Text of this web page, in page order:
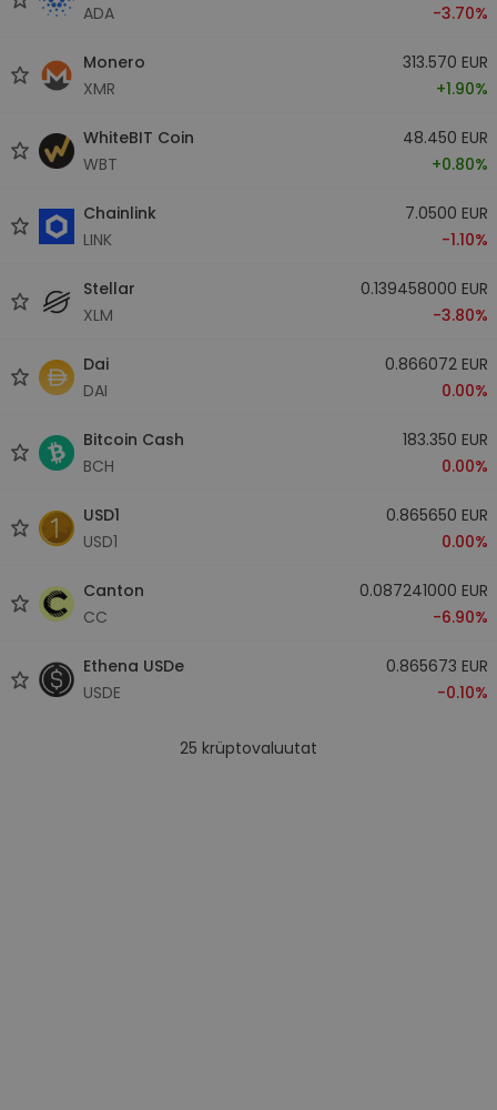
ADA
-3.70%
Monero
XMR
313.570 EUR
+1.90%
WhiteBIT Coin
WBT
48.450 EUR
+0.80%
Chainlink
LINK
7.0500 EUR
-1.10%
Stellar
XLM
0.139458000 EUR
-3.80%
Dai
DAI
0.866072 EUR
0.00%
Bitcoin Cash
BCH
183.350 EUR
0.00%
USD1
USD1
0.865650 EUR
0.00%
Canton
CC
0.087241000 EUR
-6.90%
Ethena USDe
USDE
0.865673 EUR
-0.10%
25 krüptovaluutat